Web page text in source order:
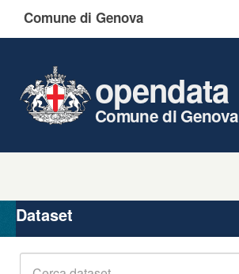
Comune di Genova
opendata
Comune di Genova
Organizzazioni
Gruppi
Dataset